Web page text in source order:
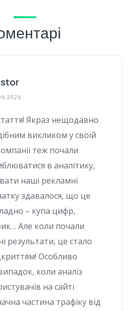
Якраз нещодавно
викликом у своїй
теж почали
в аналітику,
наші рекламні
здавалося, що це
– купа цифр,
Але коли почали
результати, це стало
Особливо
коли аналіз
на сайті
частина трафіку від